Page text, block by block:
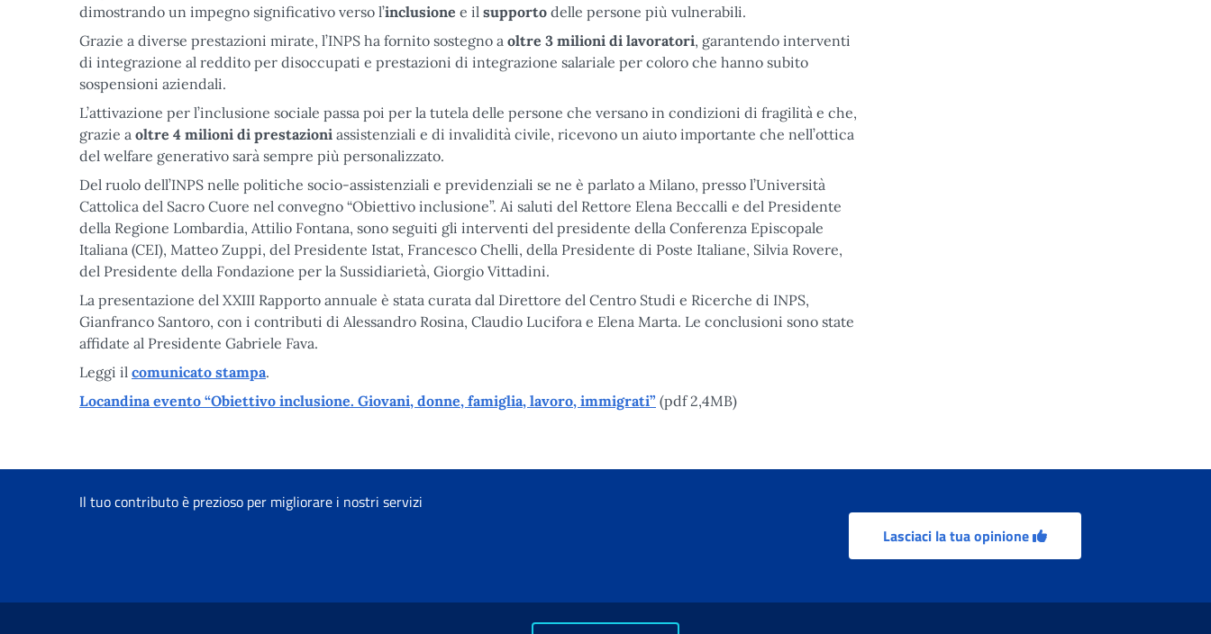
dimostrando un impegno significativo verso l’inclusione e il supporto delle persone più vulnerabili.
Grazie a diverse prestazioni mirate, l’INPS ha fornito sostegno a oltre 3 milioni di lavoratori, garantendo interventi
di integrazione al reddito per disoccupati e prestazioni di integrazione salariale per coloro che hanno subito
sospensioni aziendali.
L’attivazione per l’inclusione sociale passa poi per la tutela delle persone che versano in condizioni di fragilità e che,
grazie a oltre 4 milioni di prestazioni assistenziali e di invalidità civile, ricevono un aiuto importante che nell’ottica
del welfare generativo sarà sempre più personalizzato.
Del ruolo dell’INPS nelle politiche socio-assistenziali e previdenziali se ne è parlato a Milano, presso l’Università
Cattolica del Sacro Cuore nel convegno “Obiettivo inclusione”. Ai saluti del Rettore Elena Beccalli e del Presidente
della Regione Lombardia, Attilio Fontana, sono seguiti gli interventi del presidente della Conferenza Episcopale
Italiana (CEI), Matteo Zuppi, del Presidente Istat, Francesco Chelli, della Presidente di Poste Italiane, Silvia Rovere,
del Presidente della Fondazione per la Sussidiarietà, Giorgio Vittadini.
La presentazione del XXIII Rapporto annuale è stata curata dal Direttore del Centro Studi e Ricerche di INPS,
Gianfranco Santoro, con i contributi di Alessandro Rosina, Claudio Lucifora e Elena Marta. Le conclusioni sono state
affidate al Presidente Gabriele Fava.
Leggi il comunicato stampa.
Locandina evento “Obiettivo inclusione. Giovani, donne, famiglia, lavoro, immigrati” (pdf 2,4MB)
Il tuo contributo è prezioso per migliorare i nostri servizi
Lasciaci la tua opinione